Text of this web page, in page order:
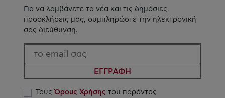
Για να λαμβάνετε τα νέα και τις δημόσιες
προσκλήσεις μας, συμπληρώστε την ηλεκτρονική
σας διεύθυνση.
ΕΓΓΡΑΦΗ
ΤουςΌρους Χρήσης του παρόντος